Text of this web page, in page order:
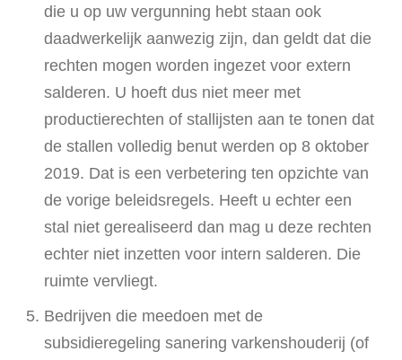
die u op uw vergunning hebt staan ook
daadwerkelijk aanwezig zijn, dan geldt dat die
rechten mogen worden ingezet voor extern
salderen. U hoeft dus niet meer met
productierechten of stallijsten aan te tonen dat
de stallen volledig benut werden op 8 oktober
2019. Dat is een verbetering ten opzichte van
de vorige beleidsregels. Heeft u echter een
stal niet gerealiseerd dan mag u deze rechten
echter niet inzetten voor intern salderen. Die
ruimte vervliegt.
Bedrijven die meedoen met de
subsidieregeling sanering varkenshouderij (of